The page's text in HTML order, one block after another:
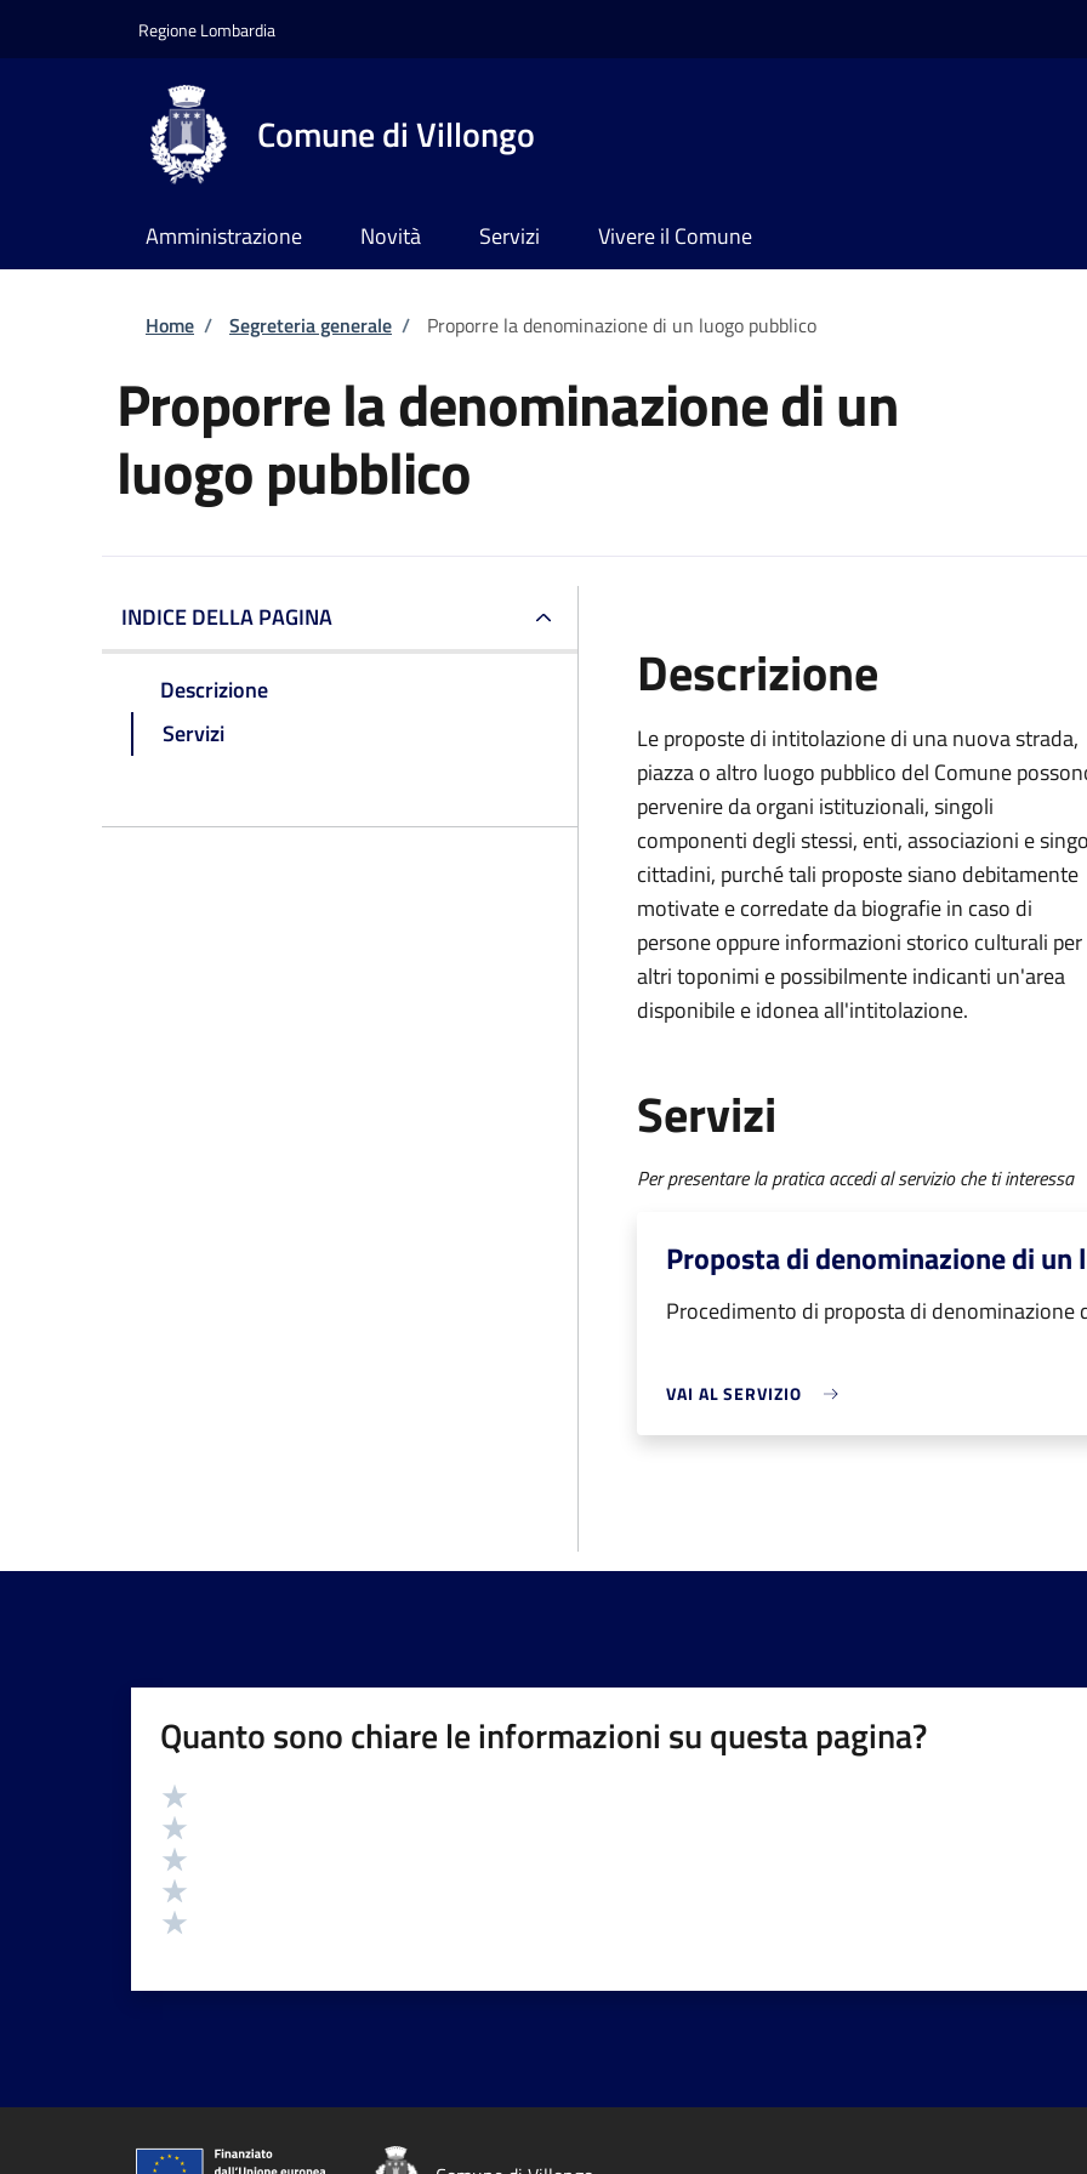
Regione Lombardia
Comune di Villongo
Amministrazione Novità Servizi Vivere il Comune
Briciole di pane
Home / Segreteria generale / Proporre la denominazione di un luogo pubblico
Proporre la denominazione di un
luogo pubblico
INDICE DELLA PAGINA
Descrizione
Servizi
Descrizione
Le proposte di intitolazione di una nuova strada,
piazza o altro luogo pubblico del Comune
pervenire da organi istituzionali, singoli
componenti degli stessi, enti, associazioni e
cittadini, purché tali proposte siano debitamente
motivate e corredate da biografie in caso di
persone oppure informazioni storico culturali per
altri toponimi e possibilmente indicanti un'area
disponibile e idonea all'intitolazione.
Servizi
Per presentare la pratica accedi al servizio che ti interessa
Proposta di denominazione di un
Procedimento di proposta di denominazione
VAI AL SERVIZIO
Quanto sono chiare le informazioni su questa pagina?
Valutazione